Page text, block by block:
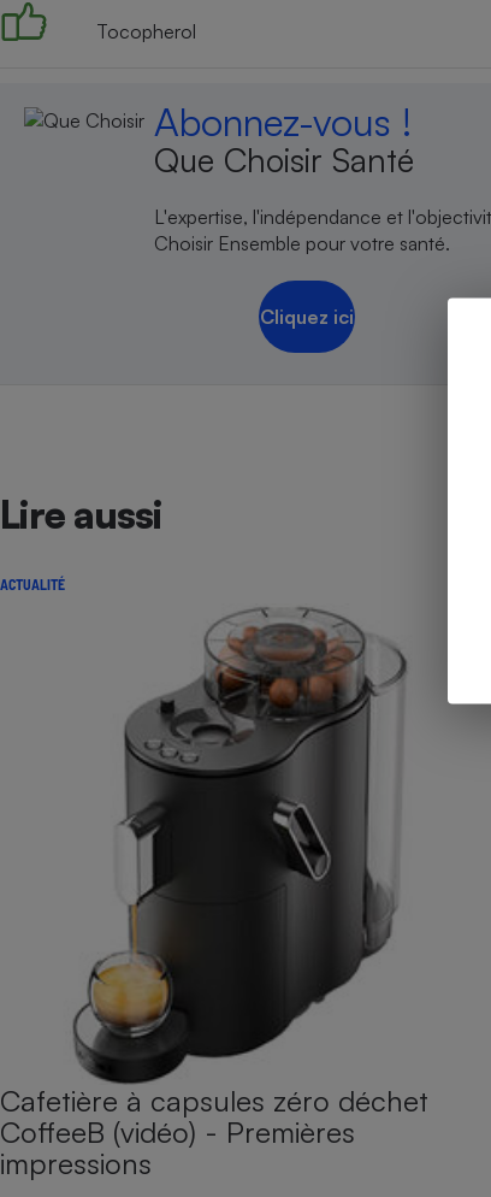
Tocopherol
Abonnez-vous !
Que Choisir Santé
L'expertise, l'indépendance et
Choisir Ensemble pour votre santé.
Cliquez ici
Lire aussi
ACTUALITÉ
Cafetière à capsules zéro déchet
CoffeeB (vidéo) - Premières
impressions
Cafetière à